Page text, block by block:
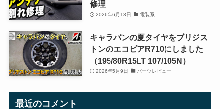
修理
2026年6月13日 電装系
キャラバンの夏タイヤをブリジス
トンのエコピアR710にしました
（195/80R15LT 107/105N）
2026年5月9日 パーツレビュー
最近のコメント